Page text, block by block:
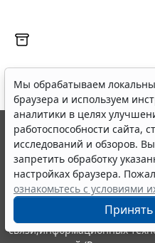
Мы обрабатываем
браузера и используем
аналитики в целях
работоспособности сайта,
исследований и обзоров.
запретить обработку
настройках браузера.
ознакомьтесь с условиями
Принять
© ООО "НПП "ГАРАНТ-
выпускается с 1990 года.
являются участниками
информации ГАРАНТ.
Портал ГАРАНТ.РУ
издания Федеральной
связи,информационных